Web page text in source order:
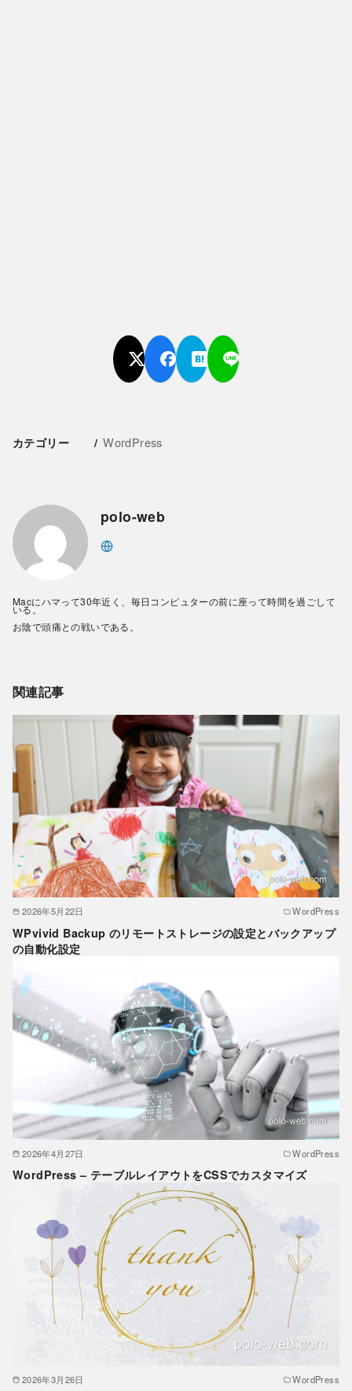
カテゴリー WordPress
polo-web
Macにハマって30年近く、毎日コンピュターの前に座って時間を過ごして
いる。
お陰で頭痛との戦いである。
関連記事
2026年5月22日 WordPress
WPvivid Backup のリモートストレージの設定とバックアップ
の自動化設定
2026年4月27日 WordPress
WordPress – テーブルレイアウトをCSSでカスタマイズ
2026年3月26日 WordPress